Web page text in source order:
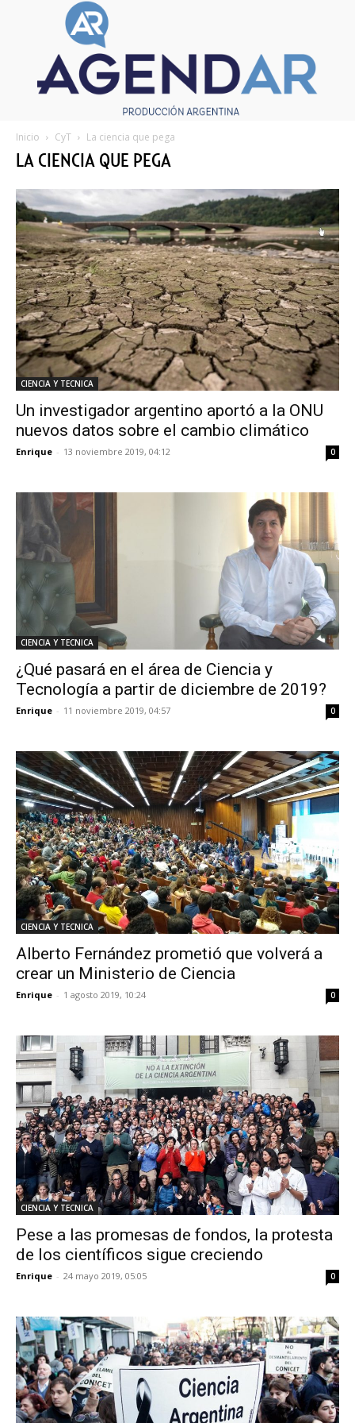
Inicio CyT La ciencia que pega
LA CIENCIA QUE PEGA
CIENCIA Y TECNICA
Un investigador argentino aportó a la ONU
nuevos datos sobre el cambio climático
Enrique - 13 noviembre 2019, 04:12 0
CIENCIA Y TECNICA
¿Qué pasará en el área de Ciencia y
Tecnología a partir de diciembre de 2019?
Enrique - 11 noviembre 2019, 04:57 0
CIENCIA Y TECNICA
Alberto Fernández prometió que volverá a
crear un Ministerio de Ciencia
Enrique - 1 agosto 2019, 10:24 0
CIENCIA Y TECNICA
Pese a las promesas de fondos, la protesta
de los científicos sigue creciendo
Enrique - 24 mayo 2019, 05:05 0